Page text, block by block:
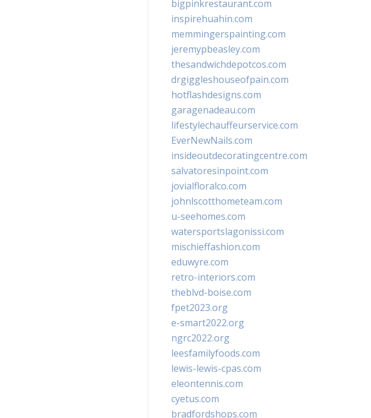
bigpinkrestaurant.com
inspirehuahin.com
memmingerspainting.com
jeremypbeasley.com
thesandwichdepotcos.com
drgiggleshouseofpain.com
hotflashdesigns.com
garagenadeau.com
lifestylechauffeurservice.com
EverNewNails.com
insideoutdecoratingcentre.com
salvatoresinpoint.com
jovialfloralco.com
johnlscotthometeam.com
u-seehomes.com
watersportslagonissi.com
mischieffashion.com
eduwyre.com
retro-interiors.com
theblvd-boise.com
fpet2023.org
e-smart2022.org
ngrc2022.org
leesfamilyfoods.com
lewis-lewis-cpas.com
eleontennis.com
cyetus.com
bradfordshops.com